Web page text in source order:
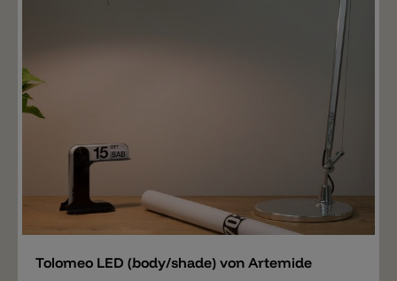
Merken
Tolomeo LED (body/shade) von Artemide